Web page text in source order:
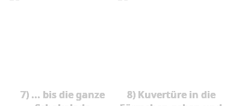
7) ... bis die ganze
8) Kuvertüre in die